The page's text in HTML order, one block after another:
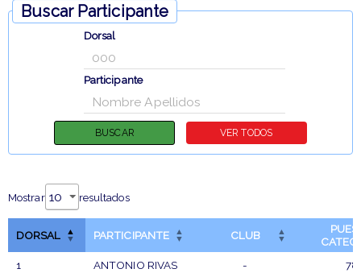
Buscar Participante
Dorsal
Participante
Mostrar resultados
DORSAL PARTICIPANTE CLUB
1
ANTONIO RIVAS - 78